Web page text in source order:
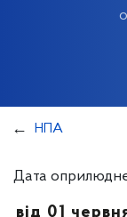
НПА
Дата
від 01